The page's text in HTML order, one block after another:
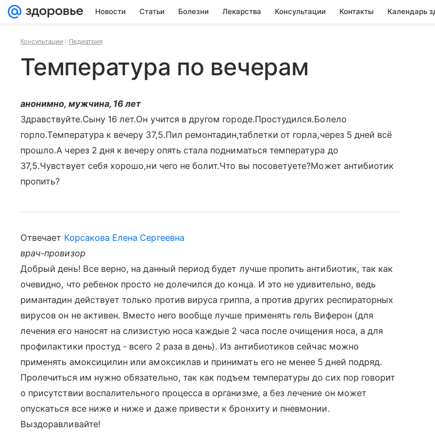
Новости Статьи Болезни Лекарства Консультации Контакты Календарь
Консультации Педиатрия
Температура по вечерам
анонимно, мужчина, 16 лет
Здравствуйте.Сыну 16 лет.Он учится в другом городе.Простудился.Болело
горло.Температура к вечеру 37,5.Пил ремонтадин,таблетки от горла,через 5 дней всё
прошло.А через 2 дня к вечеру опять стала подниматься температура до
37,5.Чувствует себя хорошо,ни чего не болит.Что вы посоветуете?Может антибиотик
пропить?
Отвечает Корсакова Елена Сергеевна
врач-провизор
Добрый день! Все верно, на данный период будет лучше пропить антибиотик, так как
очевидно, что ребенок просто не долечился до конца. И это не удивительно, ведь
римантадин действует только против вируса гриппа, а против других респираторных
вирусов он не активен. Вместо него вообще лучше применять гель Виферон (для
лечения его наносят на слизистую носа каждые 2 часа после очищения носа, а для
профилактики простуд - всего 2 раза в день). Из антибиотиков сейчас можно
применять амоксицилин или амоксиклав и принимать его не менее 5 дней подряд.
Пролечиться им нужно обязательно, так как подъем температуры до сих пор говорит
о присутствии воспалительного процесса в организме, а без лечение он может
опускаться все ниже и ниже и даже привести к бронхиту и пневмонии.
Выздоравливайте!